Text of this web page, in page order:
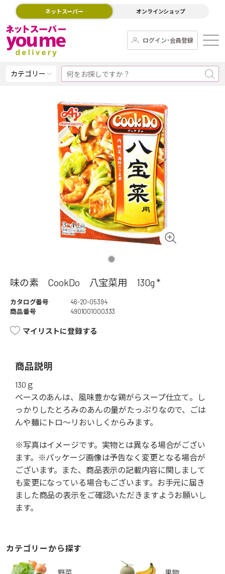
ネットスーパー オンラインショップ
ログイン･会員登録
カテゴリー
味の素 CookDo 八宝菜用 130g *
カタログ番号
46-20-05394
商品番号
4901001000333
マイリストに登録する
商品説明
130ｇ
ベースのあんは、風味豊かな鶏がらスープ仕立て。し
っかりしたとろみのあんの量がたっぷりなので、ごは
んや麺にトロ～リおいしくからみます。
※写真はイメージです。実物とは異なる場合がござい
ます。※パッケージ画像は予告なく変更となる場合が
ございます。また、商品表示の記載内容に関しまして
も変更になっている場合もございます。お手元に届き
ました商品の表示をご確認いただきますようお願いし
ます。
カテゴリーから探す